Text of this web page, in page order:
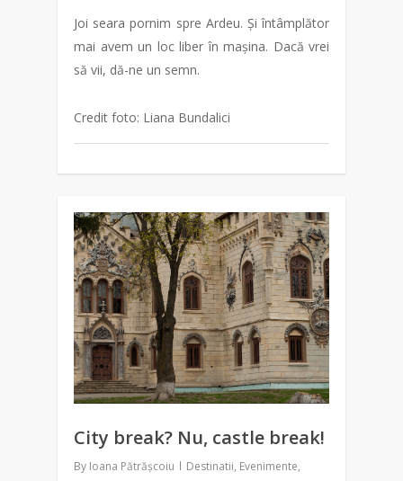
Joi seara pornim spre Ardeu. Și întâmplător
mai avem un loc liber în mașina. Dacă vrei
să vii, dă-ne un semn.
Credit foto: Liana Bundalici
City break? Nu, castle break!
By Ioana Pătrășcoiu Destinatii, Evenimente,
1